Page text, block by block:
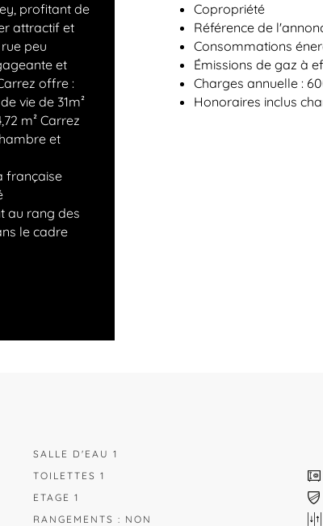
profitant de
attractif et
peu
et
offre :
vie de 31m²
m² Carrez
et
française
au rang des
le cadre
Copropriété
Référence de
Consommations
Émissions de gaz à
Charges annuelle :
Honoraires inclus
SALLE D'EAU 1
TOILETTES 1
ETAGE 1
RANGEMENTS : NON